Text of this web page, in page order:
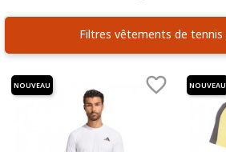
Filtres vêtements de tennis

NOUVEAU NOUVEAU